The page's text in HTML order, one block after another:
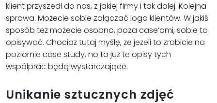
klient przyszedł do nas, z jakiej firmy i tak dalej. Kolejna
sprawa. Możecie sobie załączać loga klientów. W jakiś
sposób też możecie osobno, poza case’ami, sobie to
opisywać. Chociaż tutaj myślę, że jeżeli to zrobicie na
poziomie case study, no to już te opisy tych
współprac będą wystarczające.
Unikanie sztucznych zdjęć